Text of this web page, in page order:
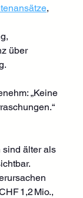
,
über
„Keine
älter als
1,2 Mio.,